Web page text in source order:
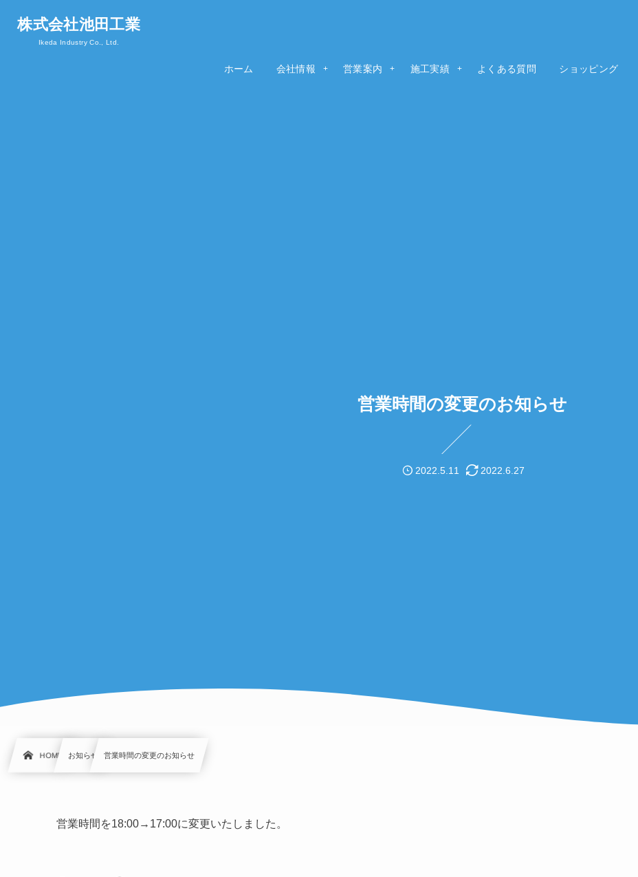
株式会社池田工業
Ikeda Industry Co., Ltd.
ホーム
Home 会社情報
About 営業案内
Guide 施工実績 よくある質問 ショッピング
営業時間の変更のお知らせ
2022.5.11 2022.6.27
HOME お知らせ 営業時間の変更のお知らせ
営業時間を18:00→17:00に変更いたしました。